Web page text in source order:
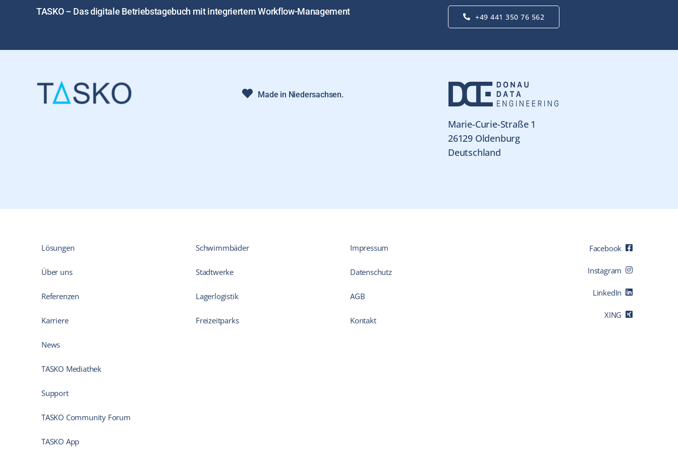
TASKO – Das digitale Betriebstagebuch mit integriertem Workflow-Management +49 441 350 76 562
Made in Niedersachsen.
Marie-Curie-Straße 1
26129 Oldenburg
Deutschland
Lösungen
Über uns
Referenzen
Karriere
News
TASKO Mediathek
Support
TASKO Community Forum
TASKO App
Schwimmbäder
Stadtwerke
Lagerlogistik
Freizeitparks
Impressum
Datenschutz
AGB
Kontakt
Facebook
Instagram
LinkedIn
XING